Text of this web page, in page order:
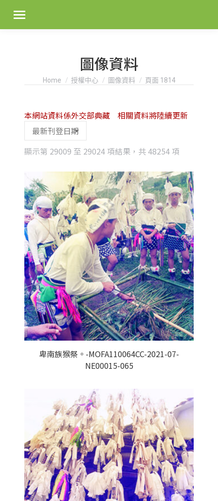
圖像資料
You are here:
Home 授權中心 圖像資料 頁面 1814
顯示第 29009 至 29024 項結果，共 48254 項
latest
本網站資料係外交部典藏 相關資料將陸續更新
卑南族猴祭。-MOFA110064CC-2021-07-
NE00015-065